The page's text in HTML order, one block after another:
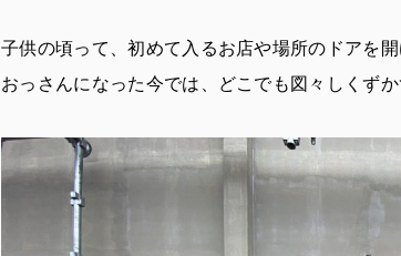
子供の頃って、初めて入るお店や場所のドアを
おっさんになった今では、どこでも図々しくずか